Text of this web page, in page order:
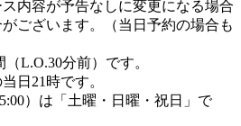
内容が予告なしに変更になる場合
ございます。（当日予約の場合も
L.O.30分前）です。
日21時です。
）は「土曜・日曜・祝日」で